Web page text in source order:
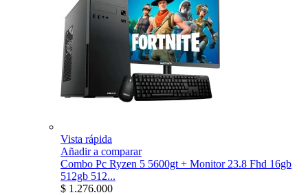
Vista rápida
Añadir a comparar
Combo Pc Ryzen 5 5600gt + Monitor 23.8 Fhd 16gb
512gb 512...
$ 1.276.000